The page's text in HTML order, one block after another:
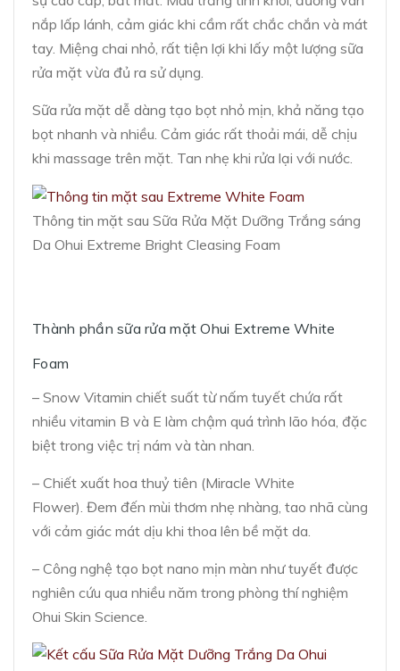
nắp lấp lánh, cảm giác khi cầm rất chắc chắn và mát
tay. Miệng chai nhỏ, rất tiện lợi khi lấy một lượng sữa
rửa mặt vừa đủ ra sử dụng.
Sữa rửa mặt dễ dàng tạo bọt nhỏ mịn, khả năng tạo
bọt nhanh và nhiều. Cảm giác rất thoải mái, dễ chịu
khi massage trên mặt. Tan nhẹ khi rửa lại với nước.
Thông tin mặt sau Sữa Rửa Mặt Dưỡng Trắng sáng
Da Ohui Extreme Bright Cleasing Foam
Thành phần sữa rửa mặt Ohui Extreme White
Foam
– Snow Vitamin chiết suất từ nấm tuyết chứa rất
nhiều vitamin B và E làm chậm quá trình lão hóa, đặc
biệt trong việc trị nám và tàn nhan.
– Chiết xuất hoa thuỷ tiên (Miracle White
Flower). Đem đến mùi thơm nhẹ nhàng, tao nhã cùng
với cảm giác mát dịu khi thoa lên bề mặt da.
– Công nghệ tạo bọt nano mịn màn như tuyết được
nghiên cứu qua nhiều năm trong phòng thí nghiệm
Ohui Skin Science.